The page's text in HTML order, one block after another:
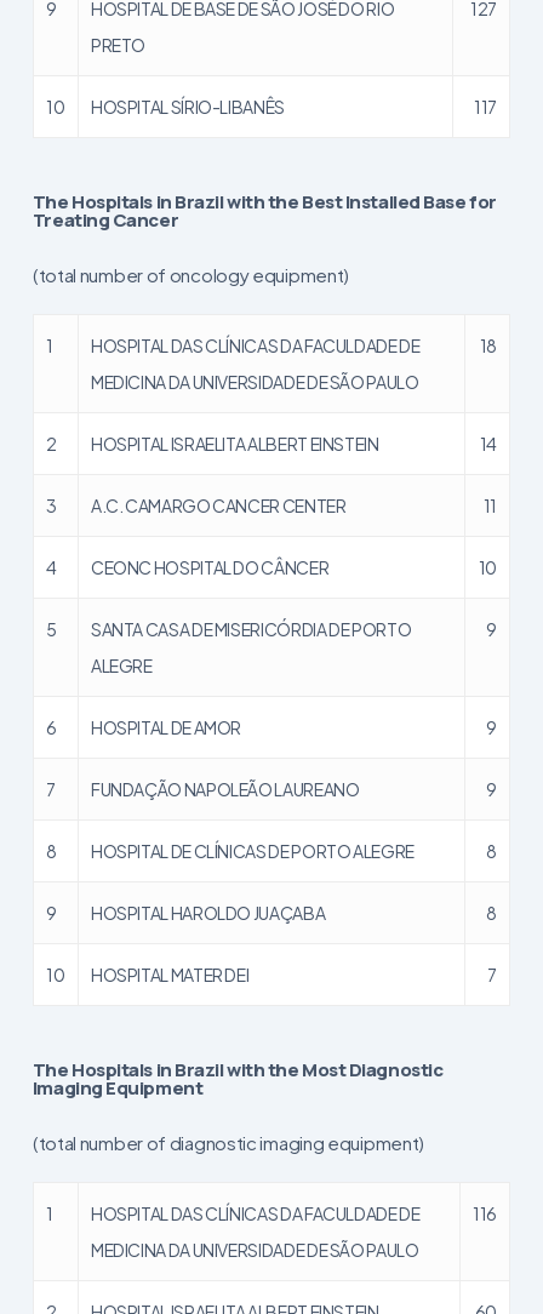
9
HOSPITAL DE BASE DE SÃO JOSÉ DO RIO
PRETO
127
10 HOSPITAL SÍRIO-LIBANÊS 117
The Hospitals in Brazil with the Best Installed Base for
Treating Cancer
(total number of oncology equipment)
1
HOSPITAL DAS CLÍNICAS DA FACULDADE DE
MEDICINA DA UNIVERSIDADE DE SÃO PAULO
18
2 HOSPITAL ISRAELITA ALBERT EINSTEIN 14
3 A.C. CAMARGO CANCER CENTER 11
4 CEONC HOSPITAL DO CÂNCER 10
5
SANTA CASA DE MISERICÓRDIA DE PORTO
ALEGRE
9
6 HOSPITAL DE AMOR 9
7 FUNDAÇÃO NAPOLEÃO LAUREANO 9
8 HOSPITAL DE CLÍNICAS DE PORTO ALEGRE 8
9 HOSPITAL HAROLDO JUAÇABA 8
10 HOSPITAL MATER DEI 7
The Hospitals in Brazil with the Most Diagnostic
Imaging Equipment
(total number of diagnostic imaging equipment)
1
HOSPITAL DAS CLÍNICAS DA FACULDADE DE
MEDICINA DA UNIVERSIDADE DE SÃO PAULO
116